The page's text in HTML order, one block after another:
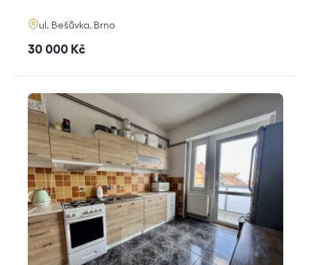
adresa
ul. Bešůvka, Brno
cena
30 000 Kč